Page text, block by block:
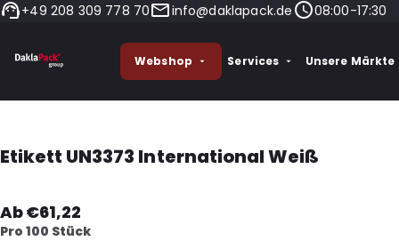
+49 208 309 778 70 info@daklapack.de 08:00-17:30
Webshop Services Unsere Märkte
Etikett UN3373 International Weiß
Ab €61,22
Pro 100 Stück